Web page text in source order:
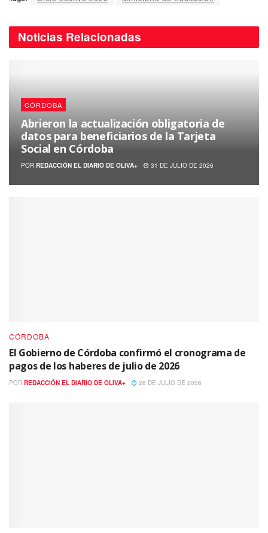
Noticias Relacionadas
CÓRDOBA
Abrieron la actualización obligatoria de
datos para beneficiarios de la Tarjeta
Social en Córdoba
POR REDACCIÓN EL DIARIO DE OLIVA+ 31 DE JULIO DE 2026
CÓRDOBA
El Gobierno de Córdoba confirmó el cronograma de
pagos de los haberes de julio de 2026
POR REDACCIÓN EL DIARIO DE OLIVA+ 28 DE JULIO DE 2026